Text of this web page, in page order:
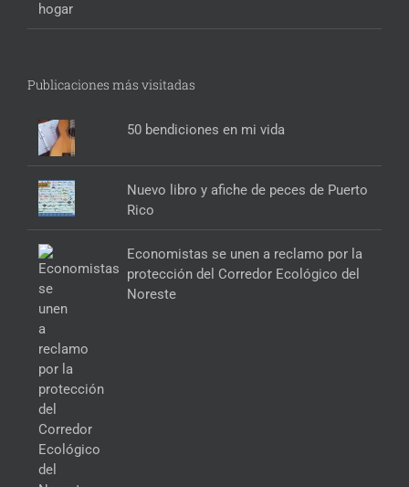
hogar
Publicaciones más visitadas
50 bendiciones en mi vida
Nuevo libro y afiche de peces de Puerto
Rico
Economistas se unen a reclamo por la
protección del Corredor Ecológico del
Noreste